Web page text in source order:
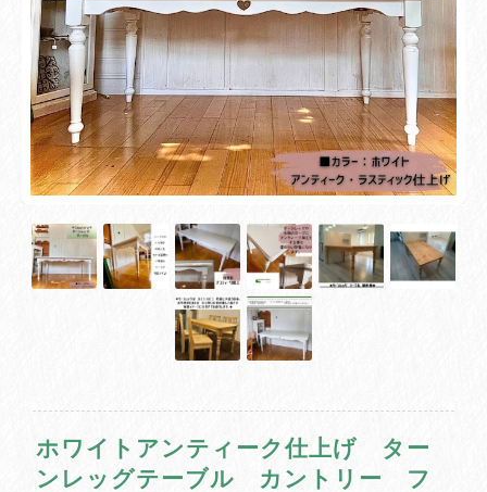
ホワイトアンティーク仕上げ ター
ンレッグテーブル カントリー フ